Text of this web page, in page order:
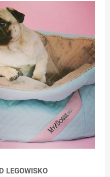
LEGOWISKO